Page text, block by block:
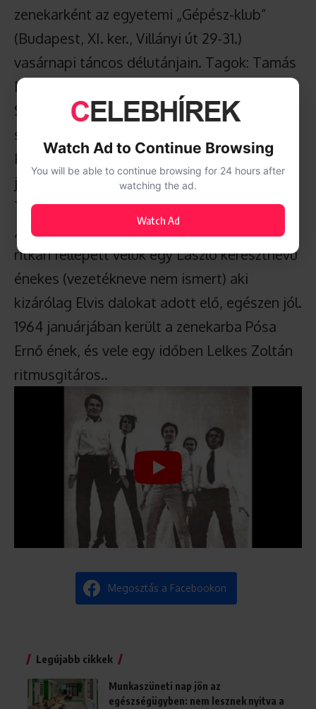
zenekarként az egyetemi „Gépész-klub”
(Budapest, XI. ker., Villányi út 29-31.)
vasárnapi táncos délutánjain. Tagok: Tamás
László dob, Markó József szólógitár,
Szilvássy Zsolt basszusgitár, Nagy Antal
szaxofon, Kelemen György zongora.
Kezdetben kizárólag zenekari számokat
játszottak.
Többnyire a „Hurricanes”, „Ventures” és
„Shadows” együttesek híres számait ill.
ritkán fellépett velük egy László keresztnevű
énekes (vezetékneve nem ismert) aki
kizárólag Elvis dalokat adott elő, egészen jól.
1964 januárjában került a zenekarba Pósa
Ernő ének, és vele egy időben Lelkes Zoltán
ritmusgitáros..
Megosztás a Facebookon
Legújabb cikkek
Munkaszüneti nap jön az
egészségügyben: nem lesznek nyitva a
Watch Ad to Continue Browsing
You will be able to continue browsing for 24 hours after
watching the ad.
Watch Ad